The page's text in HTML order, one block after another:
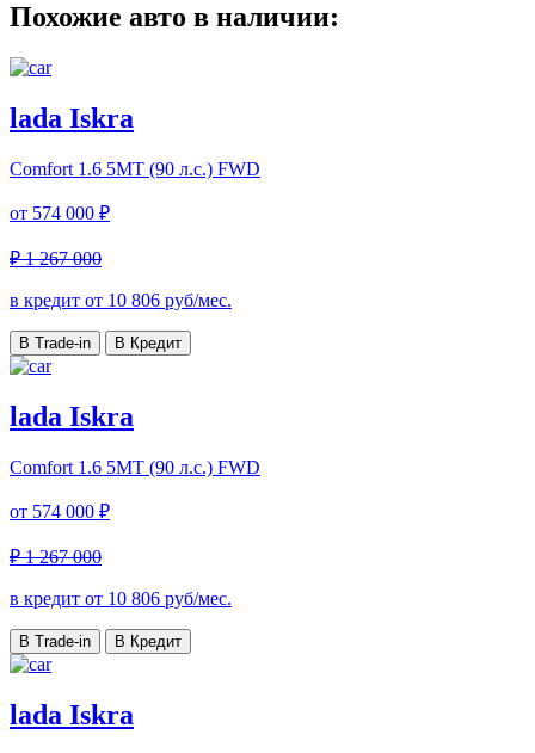
Похожие авто в наличии:
lada Iskra
Comfort 1.6 5МТ (90 л.с.) FWD
от 574 000 ₽
₽ 1 267 000
в кредит от 10 806 руб/мес.
В Trade-in В Кредит
lada Iskra
Comfort 1.6 5МТ (90 л.с.) FWD
от 574 000 ₽
₽ 1 267 000
в кредит от 10 806 руб/мес.
В Trade-in В Кредит
lada Iskra